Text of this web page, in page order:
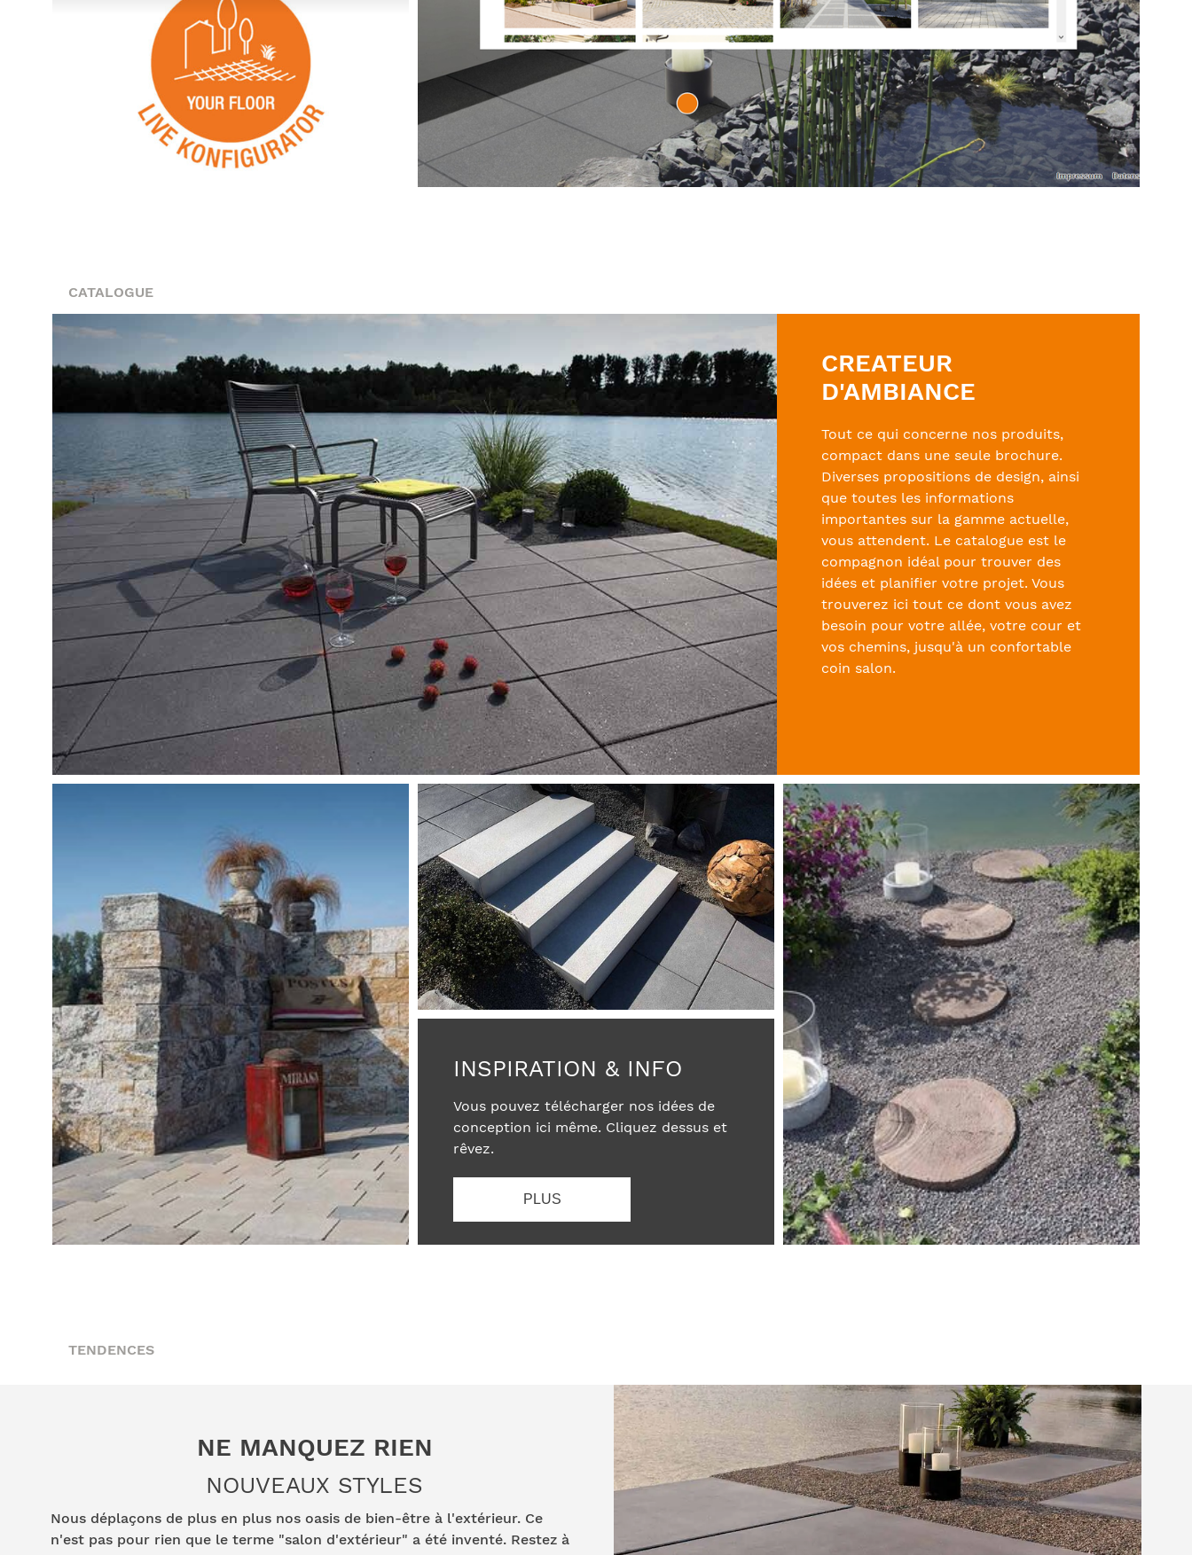
CATALOGUE
CREATEUR
D'AMBIANCE
Tout ce qui concerne nos produits,
compact dans une seule brochure.
Diverses propositions de design, ainsi
que toutes les informations
importantes sur la gamme actuelle,
vous attendent. Le catalogue est le
compagnon idéal pour trouver des
idées et planifier votre projet. Vous
trouverez ici tout ce dont vous avez
besoin pour votre allée, votre cour et
vos chemins, jusqu'à un confortable
coin salon.
INSPIRATION & INFO
Vous pouvez télécharger nos idées de
conception ici même. Cliquez dessus et
rêvez.
PLUS
TENDENCES
NE MANQUEZ RIEN
NOUVEAUX STYLES
Nous déplaçons de plus en plus nos oasis de bien-être à l'extérieur. Ce
n'est pas pour rien que le terme "salon d'extérieur" a été inventé. Restez à